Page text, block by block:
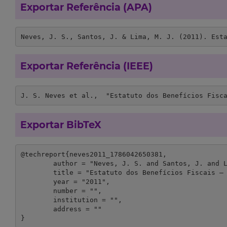
Exportar Referência (APA)
Neves, J. S., Santos, J. & Lima, M. J. (2011).
Exportar Referência (IEEE)
J. S. Neves et al.,  "Estatuto dos Benefícios
Exportar BibTeX
@techreport{neves2011_1786042650381,
}